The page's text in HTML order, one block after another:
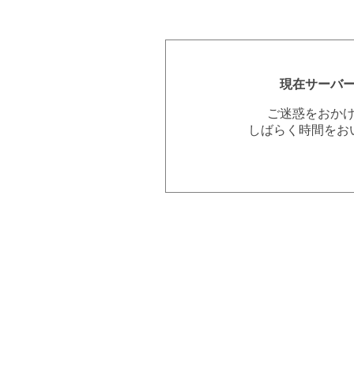
現在サーバ
ご迷惑をおか
しばらく時間を